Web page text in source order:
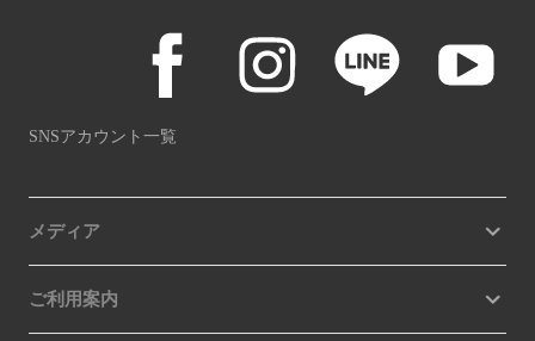
SNSアカウント一覧
メディア
ご利用案内